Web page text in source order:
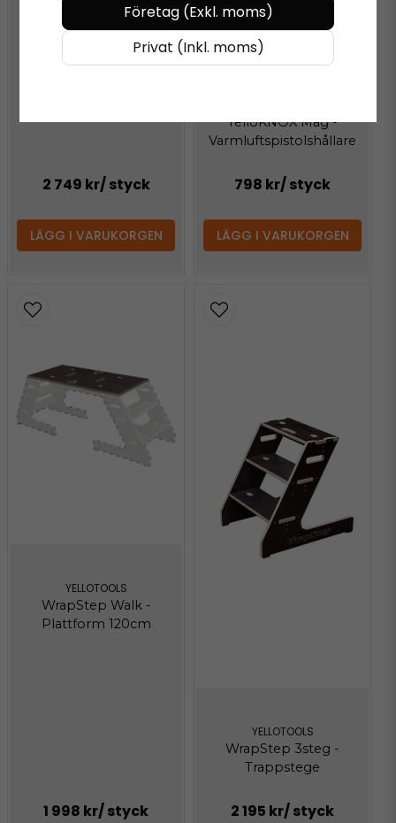
STEINEL
Steinel Carwrapper Set
(Varmluftspistol+IR
2 749 kr/ styck
LÄGG I VARUKORGEN
YelloKNOX Mag -
Varmluftspistolshållare
798 kr/ styck
LÄGG I VARUKORGEN
YELLOTOOLS
WrapStep Walk -
Plattform 120cm
1 998 kr/ styck
YELLOTOOLS
WrapStep 3steg -
Trappstege
2 195 kr/ styck
Företag (Exkl. moms)
Privat (Inkl. moms)